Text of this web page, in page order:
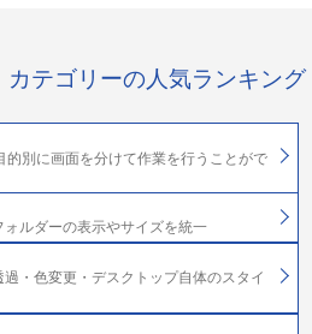
カテゴリーの人気ランキング
別に画面を分けて作業を行うことがで
ルダーの表示やサイズを統一
・色変更・デスクトップ自体のスタイ